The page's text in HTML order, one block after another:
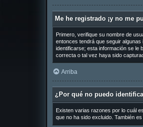
Me he registrado ¡y no me
Primero, verifique su nombre de
entonces tendrá que seguir
identificarse; esta información se le
correcta o tal vez haya sido
Arriba
¿Por qué no puedo
Existen varias razones por lo cuál
que no ha sido excluido. También